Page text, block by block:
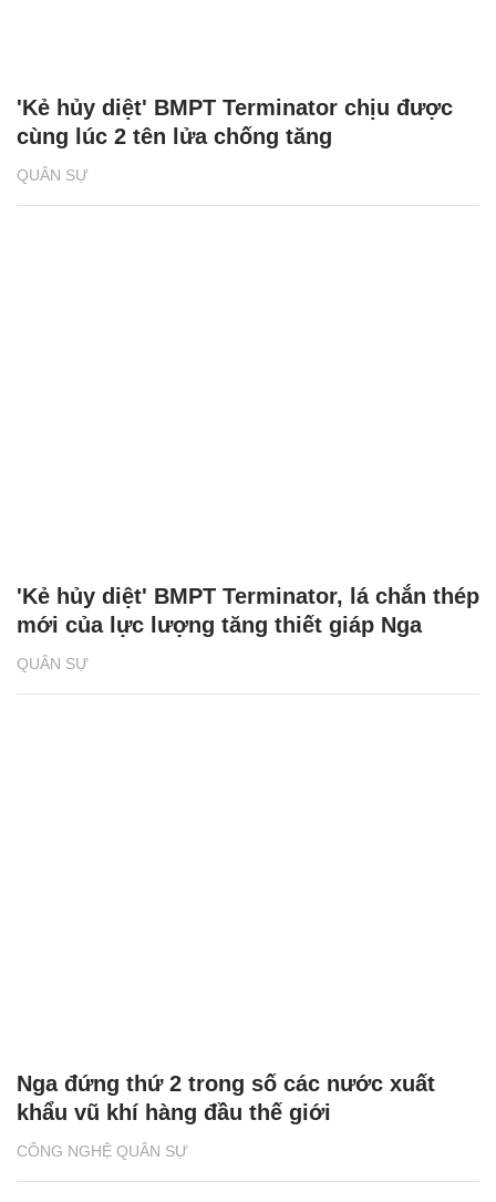
QUÂN SỰ
'Kẻ hủy diệt' BMPT Terminator chịu được
cùng lúc 2 tên lửa chống tăng
QUÂN SỰ
'Kẻ hủy diệt' BMPT Terminator, lá chắn thép
mới của lực lượng tăng thiết giáp Nga
CÔNG NGHỆ QUÂN SỰ
Nga đứng thứ 2 trong số các nước xuất
khẩu vũ khí hàng đầu thế giới